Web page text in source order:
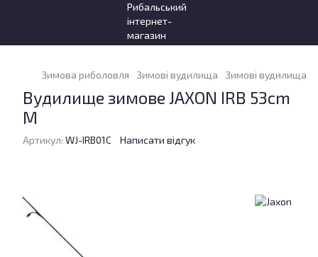
Зимова риболовля Зимові вудилища Зимові вудилища
Вудилище зимове JAXON IRB 53cm
M
Артикул: WJ-IRB01C Написати відгук